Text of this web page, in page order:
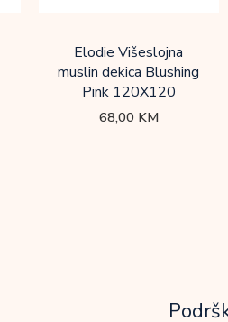
Elodie Višeslojna
muslin dekica Blushing
Pink 120X120
68,00 KM